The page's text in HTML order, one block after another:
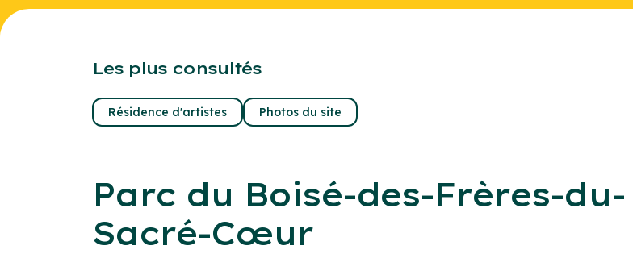
Les plus consultés
Résidence d'artistes Photos du site
Parc du Boisé-des-Frères-du-
Sacré-Cœur